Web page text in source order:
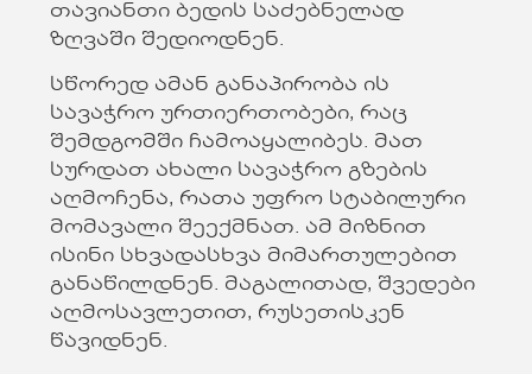
თავიანთი ბედის საძებნელად
ზღვაში შედიოდნენ.
სწორედ ამან განაპირობა ის
სავაჭრო ურთიერთობები, რაც
შემდგომში ჩამოაყალიბეს. მათ
სურდათ ახალი სავაჭრო გზების
აღმოჩენა, რათა უფრო სტაბილური
მომავალი შეექმნათ. ამ მიზნით
ისინი სხვადასხვა მიმართულებით
განაწილდნენ. მაგალითად, შვედები
აღმოსავლეთით, რუსეთისკენ
წავიდნენ.